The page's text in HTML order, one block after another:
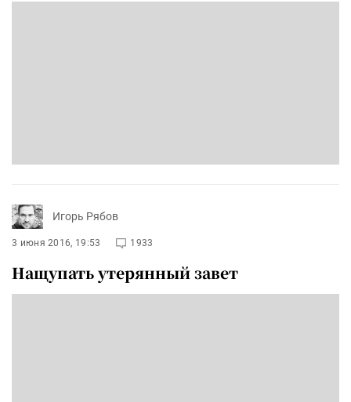
Игорь Рябов
3 июня 2016, 19:53 1933
Нащупать утерянный завет